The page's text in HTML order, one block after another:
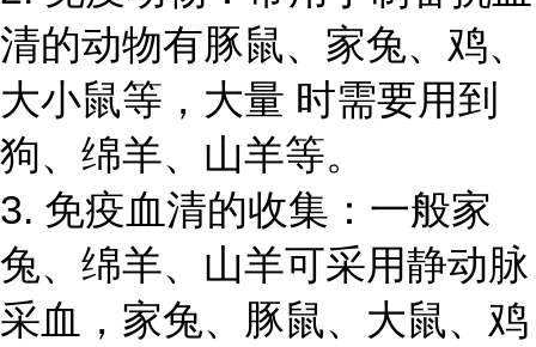
清的动物有豚鼠、家兔、鸡、
大小鼠等，大量 时需要用到
狗、绵羊、山羊等。
3. 免疫血清的收集：一般家
兔、绵羊、山羊可采用静动脉
采血，家兔、豚鼠、大鼠、鸡